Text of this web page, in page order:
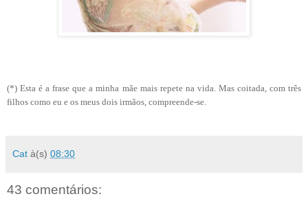
(*) Esta é a frase que a minha mãe mais repete na vida. Mas coitada, com três
filhos como eu e os meus dois irmãos, compreende-se.
Cat à(s) 08:30
43 comentários: